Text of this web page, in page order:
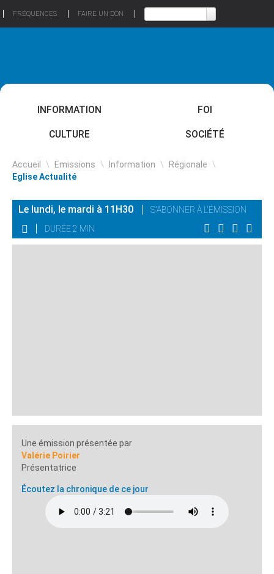
FRÉQUENCES FAIRE UN DON
INFORMATION FOI
CULTURE SOCIÉTÉ
Accueil \ Emissions \ Information \ Régionale \
Eglise Actualité
Le lundi, le mardi à 11H30
S'ABONNER À L'ÉMISSION
DURÉE 2 MIN
Une émission présentée par
Valérie Poirier
Présentatrice
Écoutez la chronique de ce jour